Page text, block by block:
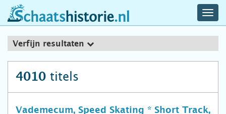
schaatshistorie.nl
Verfijn resultaten
4010 titels
Vademecum, Speed Skating * Short Track,